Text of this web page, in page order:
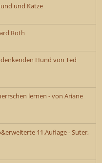
und Katze
Roth
Hund von Ted
lernen - von Ariane
11.Auflage - Suter,